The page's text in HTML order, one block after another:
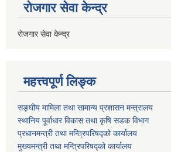
रोजगार सेवा केन्द्र
रोजगार सेवा केन्द्र
महत्त्वपूर्ण लिङ्क
सङ्घीय मामिला तथा सामान्य प्रशासन मन्त्रालय
स्थानिय पूर्वाधार विकास तथा कृषि सडक विभाग
प्रधानमन्त्री तथा मन्त्रिपरिषद्को कार्यालय
मुख्यमन्त्री तथा मन्त्रिपरिषद्को कार्यालय